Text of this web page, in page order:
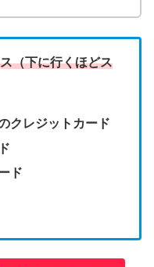
（下に行くほどス
クレジットカード
ド